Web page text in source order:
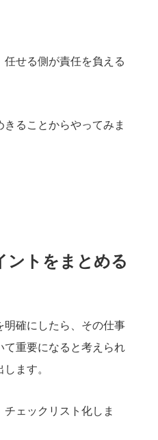
せる側が責任を負える
ることからやってみま
ントをまとめる
確にしたら、その仕事
て重要になると考えられ
ます。
ェックリスト化しま